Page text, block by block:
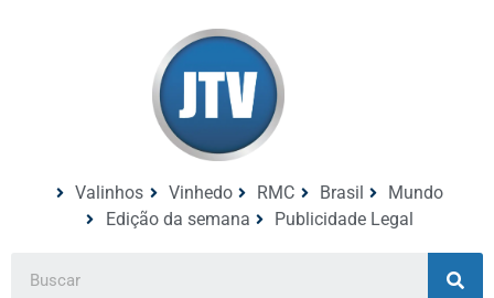
Valinhos Vinhedo RMC Brasil
Mundo
Edição da semana
Publicidade Legal